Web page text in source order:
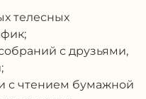
телесных
с друзьями,
с чтением бумажной